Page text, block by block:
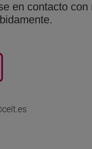
en contacto